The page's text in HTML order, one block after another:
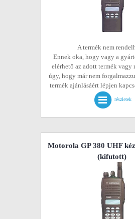
A termék nem
Ennek oka, hogy vagy a
elérhető az adott termék
úgy, hogy már nem
termék ajánlásáért lépjen
részletek
Motorola GP 380 UHF
(kifutott)